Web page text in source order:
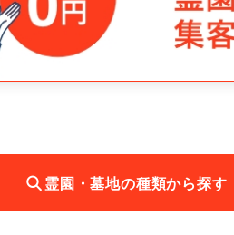
霊園・墓地の種類から探す